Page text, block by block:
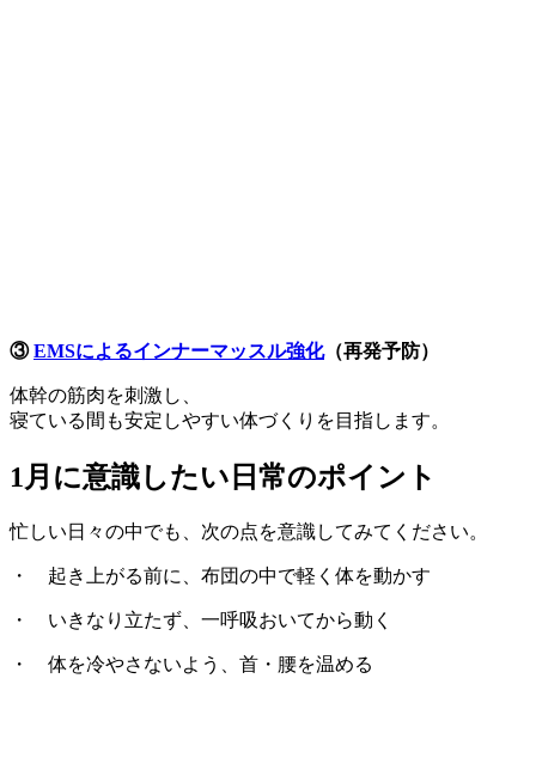
③EMSによるインナーマッスル強化（再発予防）
体幹の筋肉を刺激し、
寝ている間も安定しやすい体づくりを目指します。
1月に意識したい日常のポイント
忙しい日々の中でも、次の点を意識してみてください。
・ 起き上がる前に、布団の中で軽く体を動かす
・ いきなり立たず、一呼吸おいてから動く
・ 体を冷やさないよう、首・腰を温める